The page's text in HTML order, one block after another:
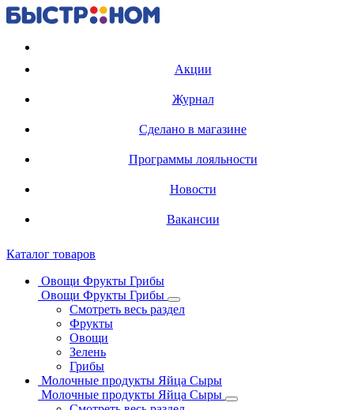
Акции
Журнал
Сделано в магазине
Программы лояльности
Новости
Вакансии
Каталог товаров
Овощи Фрукты Грибы
Овощи Фрукты Грибы
Смотреть весь раздел
Фрукты
Овощи
Зелень
Грибы
Молочные продукты Яйца Сыры
Молочные продукты Яйца Сыры